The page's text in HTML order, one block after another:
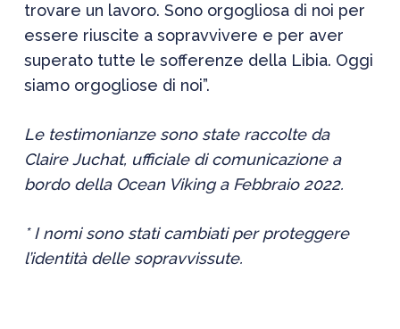
trovare un lavoro. Sono orgogliosa di noi per
essere riuscite a sopravvivere e per aver
superato tutte le sofferenze della Libia. Oggi
siamo orgogliose di noi”.
Le testimonianze sono state raccolte da
Claire Juchat, ufficiale di comunicazione a
bordo della Ocean Viking a Febbraio 2022.
* I nomi sono stati cambiati per proteggere
l’identità delle sopravvissute.